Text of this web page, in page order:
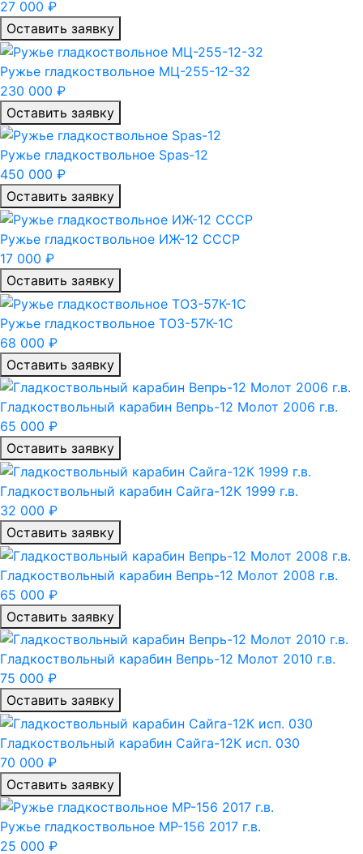
27 000 ₽
Оставить заявку
Ружье гладкоствольное МЦ-255-12-32
230 000 ₽
Оставить заявку
Ружье гладкоствольное Spas-12
450 000 ₽
Оставить заявку
Ружье гладкоствольное ИЖ-12 СССР
17 000 ₽
Оставить заявку
Ружье гладкоствольное ТОЗ-57К-1С
68 000 ₽
Оставить заявку
Гладкоствольный карабин Вепрь-12 Молот 2006 г.в.
65 000 ₽
Оставить заявку
Гладкоствольный карабин Сайга-12К 1999 г.в.
32 000 ₽
Оставить заявку
Гладкоствольный карабин Вепрь-12 Молот 2008 г.в.
65 000 ₽
Оставить заявку
Гладкоствольный карабин Вепрь-12 Молот 2010 г.в.
75 000 ₽
Оставить заявку
Гладкоствольный карабин Сайга-12К исп. 030
70 000 ₽
Оставить заявку
Ружье гладкоствольное МР-156 2017 г.в.
25 000 ₽